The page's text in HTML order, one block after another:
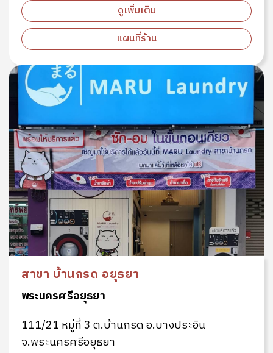
ดูเพิ่มเติม
แผนที่ร้าน
สาขา บ้านกรด อยุธยา
พระนครศรีอยุธยา
111/21 หมู่ที่ 3 ต.บ้านกรด อ.บางประอิน
จ.พระนครศรีอยุธยา